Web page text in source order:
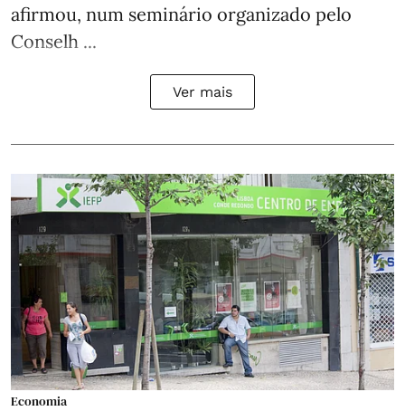
afirmou, num seminário organizado pelo
Conselh ...
Ver mais
Economia